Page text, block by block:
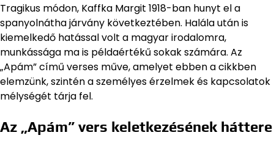
Tragikus módon, Kaffka Margit 1918-ban hunyt el a
spanyolnátha járvány következtében. Halála után is
kiemelkedő hatással volt a magyar irodalomra,
munkássága ma is példaértékű sokak számára. Az
„Apám” című verses műve, amelyet ebben a cikkben
elemzünk, szintén a személyes érzelmek és kapcsolatok
mélységét tárja fel.
Az „Apám” vers keletkezésének háttere